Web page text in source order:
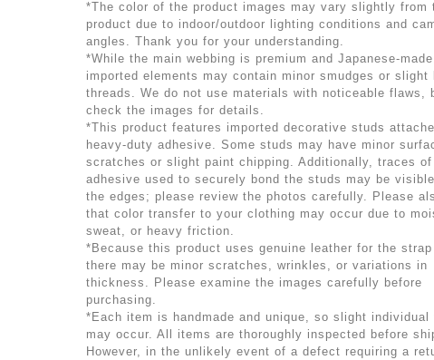
*The color of the product images may vary slightly from
product due to indoor/outdoor lighting conditions and
angles. Thank you for your understanding.
*While the main webbing is premium and Japanese-
imported elements may contain minor smudges or slight
threads. We do not use materials with noticeable flaws,
check the images for details.
*This product features imported decorative studs
heavy-duty adhesive. Some studs may have minor
scratches or slight paint chipping. Additionally, traces
adhesive used to securely bond the studs may be
the edges; please review the photos carefully. Please
that color transfer to your clothing may occur due to
sweat, or heavy friction.
*Because this product uses genuine leather for the strap
there may be minor scratches, wrinkles, or variations in
thickness. Please examine the images carefully before
purchasing.
*Each item is handmade and unique, so slight individual
may occur. All items are thoroughly inspected before
However, in the unlikely event of a defect requiring a